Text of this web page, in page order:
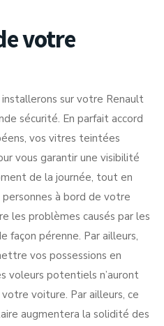
votre
sur votre Renault
sécurité. En parfait accord
vos vitres teintées
vous garantir une visibilité
de la journée, tout en
à bord de votre
les problèmes causés par les
façon pérenne. Par ailleurs,
vos possessions en
voleurs potentiels n’auront
voiture. Par ailleurs, ce
augmentera la solidité des